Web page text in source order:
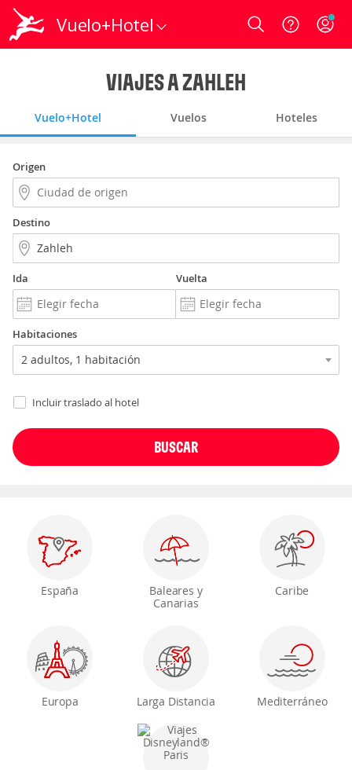
Vuelo+Hotel Login
VIAJES A ZAHLEH
Vuelo+Hotel Vuelos Hoteles
Origen
Destino
Ida Vuelta
Habitaciones
Incluir traslado al hotel
España
Baleares y
Canarias
Caribe
Europa Larga Distancia Mediterráneo